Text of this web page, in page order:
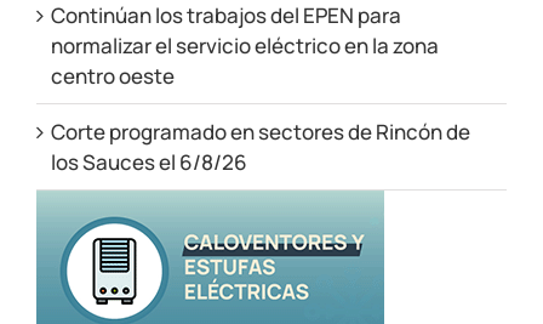
Continúan los trabajos del EPEN para
normalizar el servicio eléctrico en la zona
centro oeste
Corte programado en sectores de Rincón de
los Sauces el 6/8/26